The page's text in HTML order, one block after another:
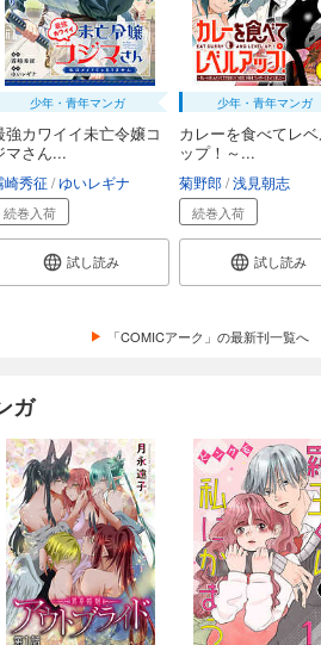
少年・青年マンガ
強カワイイ未亡令嬢コ
マさん...
崎秀征 ゆいレギナ
続巻入荷
試し読み
少年・青年マンガ
カレーを食べてレ
ップ！～...
菊野郎 浅見朝志
続巻入荷
試し読み
「COMICアーク」の最新刊一覧へ
ガ